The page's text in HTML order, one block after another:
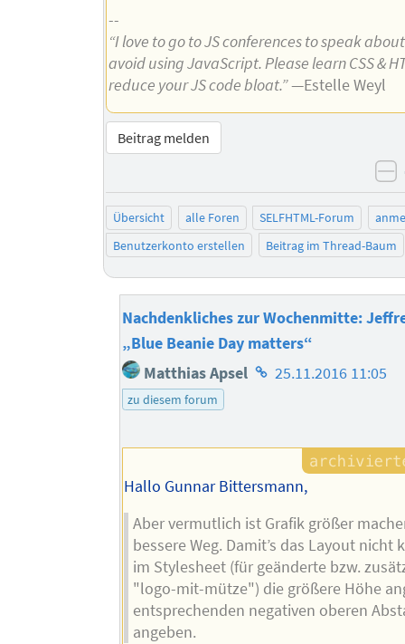
--
“I love to go to JS conferences to speak
avoid using JavaScript. Please learn CSS &
reduce your JS code bloat.”—Estelle Weyl
Beitrag melden
Übersicht alle Foren SELFHTML-Forum
Benutzerkonto erstellen
Beitrag im Thread-Baum
Nachdenkliches zur Wochenmitte:
„Blue Beanie Day matters“
Matthias Apsel Homepage
25.11.2016 11:05
zu diesem forum
Hallo Gunnar Bittersmann,
Aber vermutlich ist Grafik größer
bessere Weg. Damit’s das Layout nicht
im Stylesheet (für geänderte bzw.
"logo-mit-mütze") die größere Höhe
entsprechenden negativen oberen
angeben.